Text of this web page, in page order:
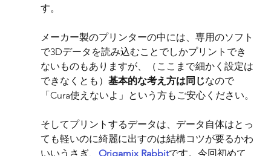
す。
メーカー製のプリンターの中には、専用のソフト
で3Dデータを読み込むことでしかプリントでき
ないものもありますが、（ここまで細かく設定は
できなくとも） 基本的な考え方は同じなので
「Cura使えないよ」という方もご安心ください。
そしてプリントするデータは、データ自体はとっ
ても軽いのに綺麗に出すのは結構コツが要るかわ
いいうさぎ、 Origamix Rabbitです。今回初めて